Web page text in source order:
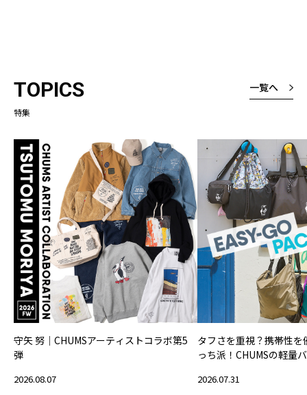
TOPICS
特集
一覧へ
守矢 努｜CHUMSアーティストコラボ第5
弾
2026.08.07
タフさを重視？携帯性
っち派！CHUMSの軽量
2026.07.31